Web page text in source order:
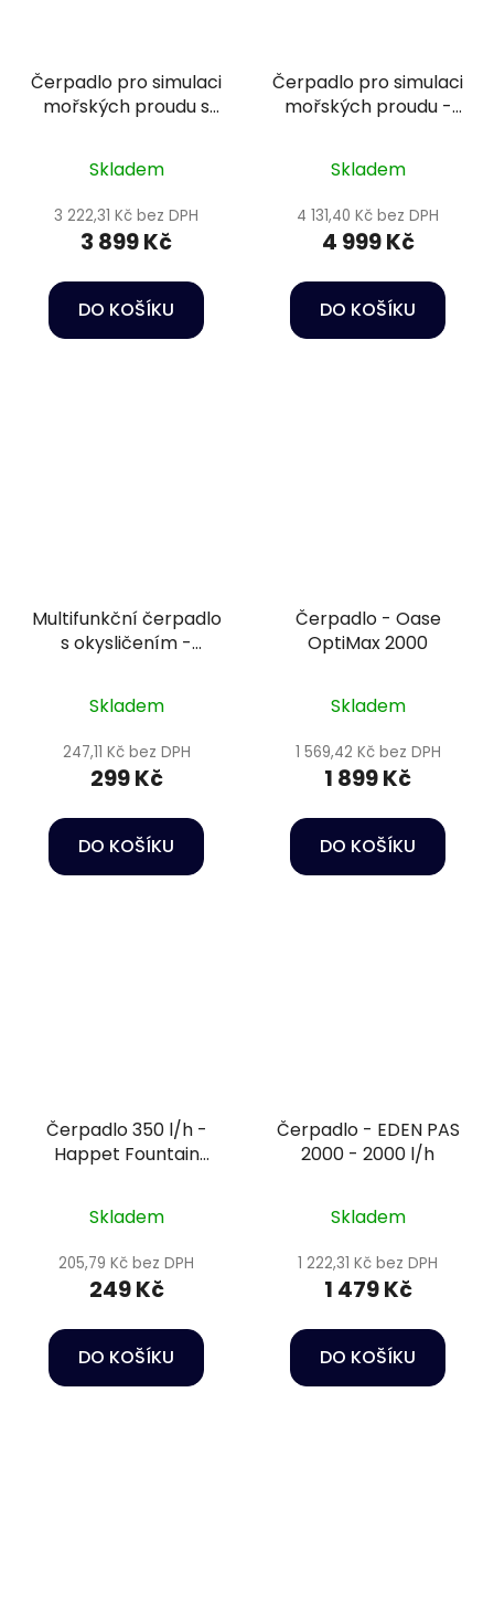
Čerpadlo pro simulaci
mořských proudu s
Skladem
3 222,31 Kč bez DPH
3 899 Kč
DO KOŠÍKU
Čerpadlo pro simulaci
mořských proudu -
Skladem
4 131,40 Kč bez DPH
4 999 Kč
DO KOŠÍKU
Multifunkční čerpadlo
s okysličením -
Skladem
247,11 Kč bez DPH
299 Kč
DO KOŠÍKU
Čerpadlo - Oase
OptiMax 2000
Skladem
1 569,42 Kč bez DPH
1 899 Kč
DO KOŠÍKU
Čerpadlo 350 l/h -
Happet Fountain
Skladem
205,79 Kč bez DPH
249 Kč
DO KOŠÍKU
Čerpadlo - EDEN PAS
2000 - 2000 l/h
Skladem
1 222,31 Kč bez DPH
1 479 Kč
DO KOŠÍKU